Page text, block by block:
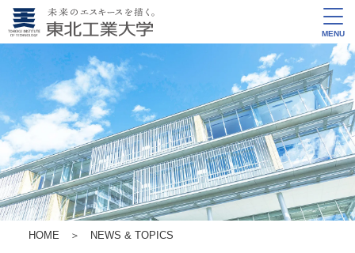
MENU
HOME ＞ NEWS & TOPICS